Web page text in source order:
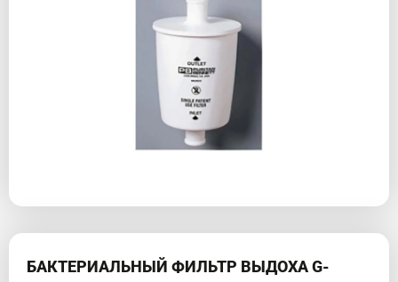
БАКТЕРИАЛЬНЫЙ ФИЛЬТР ВЫДОХА G-